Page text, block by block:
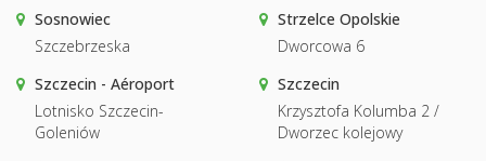
Sosnowiec
Szczebrzeska
Strzelce Opolskie
Dworcowa 6
Szczecin - Aéroport
Lotnisko Szczecin-
Goleniów
Szczecin
Krzysztofa Kolumba 2 /
Dworzec kolejowy